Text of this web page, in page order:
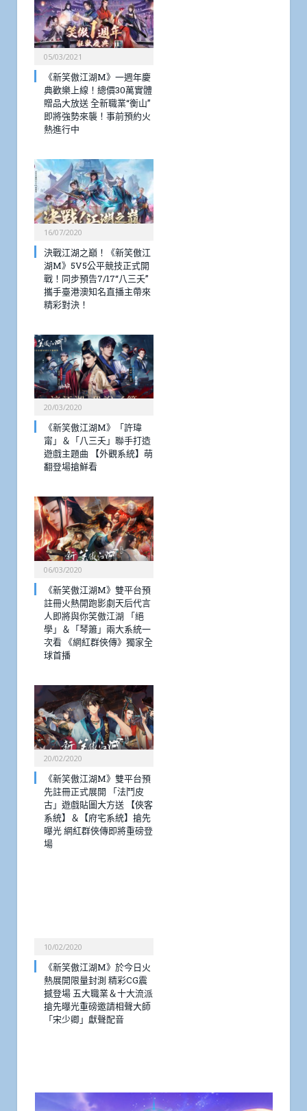
05/03/2021
《新笑傲江湖M》一週年慶
典歡樂上線！總價30萬實體
贈品大放送 全新職業“衡山”
即將強勢來襲！事前預約火
熱進行中
16/07/2020
決戰江湖之巔！《新笑傲江
湖M》5V5公平競技正式開
戰！同步預告7/17“八三夭”
攜手臺港澳知名直播主帶來
精彩對決！
20/03/2020
《新笑傲江湖M》「許瑋
甯」＆「八三夭」聯手打造
遊戲主題曲 【外觀系統】萌
翻登場搶鮮看
06/03/2020
《新笑傲江湖M》雙平台預
註冊火熱開跑影劇天后代言
人即將與你笑傲江湖 「絕
學」＆「琴簫」兩大系統一
次看 《網紅群俠傳》獨家全
球首播
20/02/2020
《新笑傲江湖M》雙平台預
先註冊正式展開 「法鬥皮
古」遊戲貼圖大方送 【俠客
系統】＆【府宅系統】搶先
曝光 網紅群俠傳即將重磅登
場
10/02/2020
《新笑傲江湖M》於今日火
熱展開限量封測 精彩CG震
撼登場 五大職業＆十大流派
搶先曝光重磅邀請相聲大師
「宋少卿」獻聲配音